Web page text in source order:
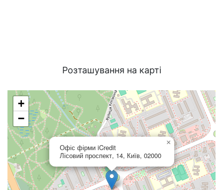
Розташування на карті
Офіс фірми iCredit
Лісовий проспект, 14, Київ, 02000
×
+
−